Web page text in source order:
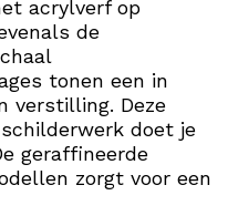
acrylverf op
de
tonen een in
verstilling. Deze
doet je
geraffineerde
zorgt voor een